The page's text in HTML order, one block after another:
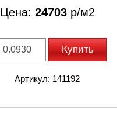
Цена: 24703р/м2
Купить
Артикул: 141192